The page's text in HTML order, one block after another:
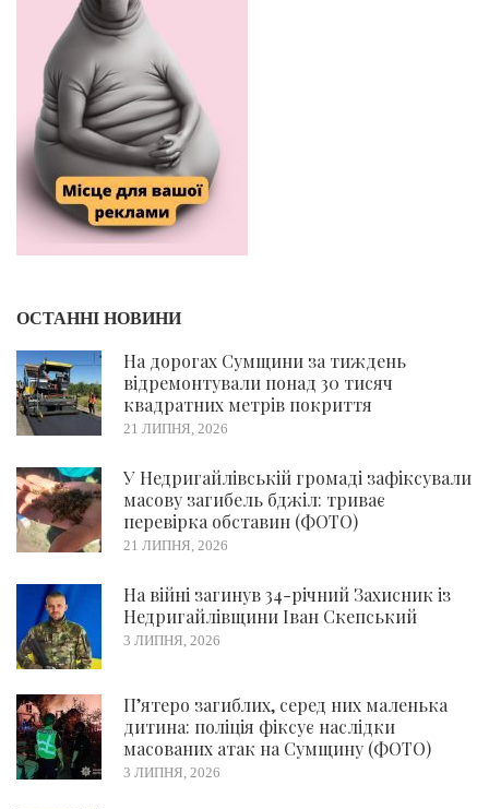
ОСТАННІ НОВИНИ
На дорогах Сумщини за тиждень
відремонтували понад 30 тисяч
квадратних метрів покриття
21 ЛИПНЯ, 2026
У Недригайлівській громаді зафіксували
масову загибель бджіл: триває
перевірка обставин (ФОТО)
21 ЛИПНЯ, 2026
На війні загинув 34-річний Захисник із
Недригайлівщини Іван Скепський
3 ЛИПНЯ, 2026
П’ятеро загиблих, серед них маленька
дитина: поліція фіксує наслідки
масованих атак на Сумщину (ФОТО)
3 ЛИПНЯ, 2026